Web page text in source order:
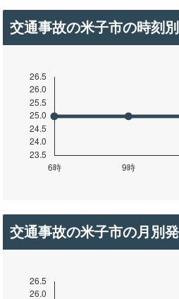
交通事故の米子市の時刻
交通事故の米子市の月別